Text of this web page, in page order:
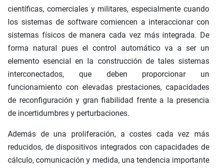
científicas, comerciales y militares, especialmente cuando
los sistemas de software comiencen a interaccionar con
sistemas físicos de manera cada vez más integrada. De
forma natural pues el control automático va a ser un
elemento esencial en la construcción de tales sistemas
interconectados, que deben proporcionar un
funcionamiento con elevadas prestaciones, capacidades
de reconfiguración y gran fiabilidad frente a la presencia
de incertidumbres y perturbaciones.
Además de una proliferación, a costes cada vez más
reducidos, de dispositivos integrados con capacidades de
cálculo, comunicación y medida, una tendencia importante